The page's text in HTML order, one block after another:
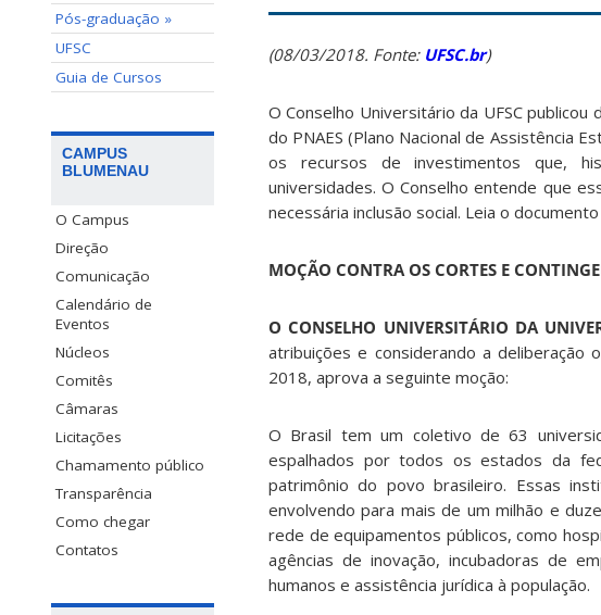
Pós-graduação »
UFSC
Guia de Cursos
CAMPUS
BLUMENAU
O Campus
Direção
Comunicação
Calendário de
Eventos
Núcleos
Comitês
Câmaras
Licitações
Chamamento público
Transparência
Como chegar
Contatos
(08/03/2018. Fonte: UFSC.br)
O Conselho Universitário da UFSC
do PNAES (Plano Nacional de Assistência
os recursos de investimentos que,
universidades. O Conselho entende que
necessária inclusão social. Leia o
MOÇÃO CONTRA OS CORTES E
O CONSELHO UNIVERSITÁRIO DA
atribuições e considerando a
2018, aprova a seguinte moção:
O Brasil tem um coletivo de 63
espalhados por todos os estados da
patrimônio do povo brasileiro. Essas
envolvendo para mais de um milhão e
rede de equipamentos públicos, como
agências de inovação, incubadoras de
humanos e assistência jurídica à população.